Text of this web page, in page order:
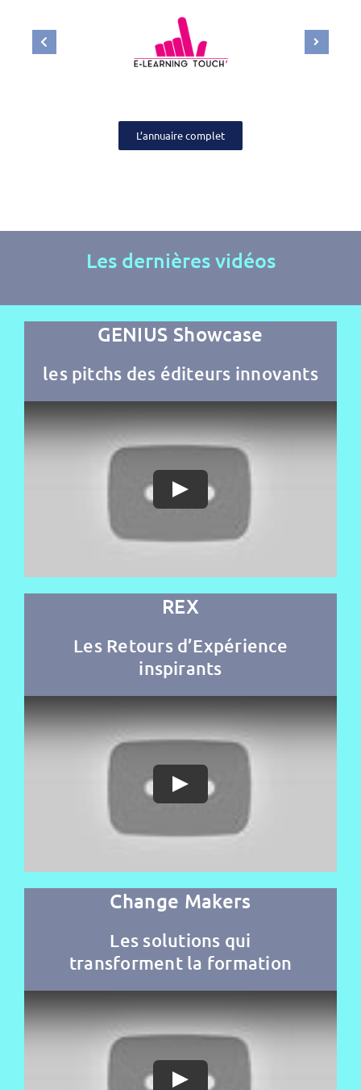
L’annuaire complet
Les dernières vidéos
GENIUS Showcase
les pitchs des éditeurs innovants
REX
Les Retours d’Expérience
inspirants
Change Makers
Les solutions qui
transforment la formation